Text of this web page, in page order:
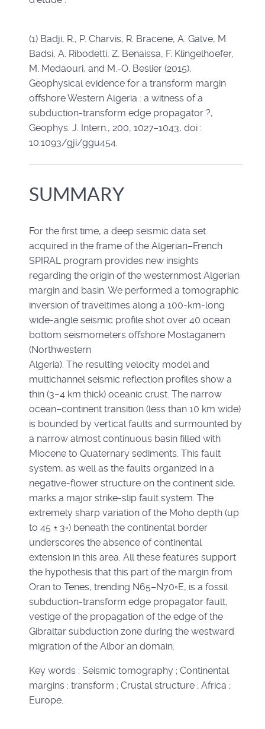
(1) Badji, R., P. Charvis, R. Bracene, A. Galve, M.
Badsi, A. Ribodetti, Z. Benaissa, F. Klingelhoefer,
M. Medaouri, and M.-O. Beslier (2015),
Geophysical evidence for a transform margin
offshore Western Algeria : a witness of a
subduction-transform edge propagator ?,
Geophys. J. Intern., 200, 1027–1043, doi :
10.1093/gji/ggu454.
SUMMARY
For the first time, a deep seismic data set
acquired in the frame of the Algerian–French
SPIRAL program provides new insights
regarding the origin of the westernmost Algerian
margin and basin. We performed a tomographic
inversion of traveltimes along a 100-km-long
wide-angle seismic profile shot over 40 ocean
bottom seismometers offshore Mostaganem
(Northwestern
Algeria). The resulting velocity model and
multichannel seismic reflection profiles show a
thin (3–4 km thick) oceanic crust. The narrow
ocean–continent transition (less than 10 km wide)
is bounded by vertical faults and surmounted by
a narrow almost continuous basin filled with
Miocene to Quaternary sediments. This fault
system, as well as the faults organized in a
negative-flower structure on the continent side,
marks a major strike-slip fault system. The
extremely sharp variation of the Moho depth (up
to 45 ± 3◦) beneath the continental border
underscores the absence of continental
extension in this area. All these features support
the hypothesis that this part of the margin from
Oran to Tenes, trending N65–N70◦E, is a fossil
subduction-transform edge propagator fault,
vestige of the propagation of the edge of the
Gibraltar subduction zone during the westward
migration of the Albor´an domain.
Key words : Seismic tomography ; Continental
margins : transform ; Crustal structure ; Africa ;
Europe.